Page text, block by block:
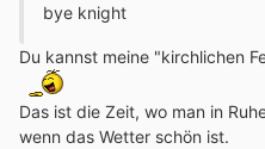
bye knight
Du kannst meine "kirchlichen
Das ist die Zeit, wo man in
wenn das Wetter schön ist.